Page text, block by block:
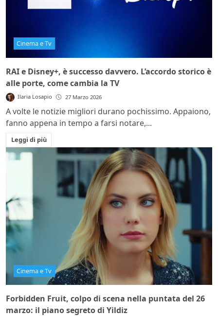
Cinema e Tv
RAI e Disney+, è successo davvero. L’accordo storico è
alle porte, come cambia la TV
Ilaria Losapio 27 Marzo 2026
A volte le notizie migliori durano pochissimo. Appaiono,
fanno appena in tempo a farsi notare,...
Leggi di più
Cinema e Tv
Forbidden Fruit, colpo di scena nella puntata del 26
marzo: il piano segreto di Yildiz